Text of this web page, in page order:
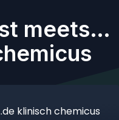
meets…
klinisch chemicus